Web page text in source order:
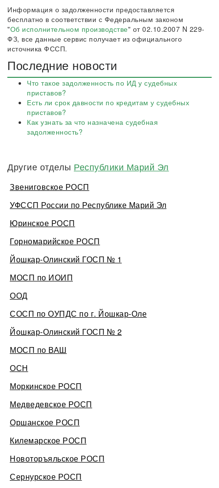
Информация о задолженности предоставляется
бесплатно в соответствии с Федеральным законом
"Об исполнительном производстве" от 02.10.2007 N 229-
ФЗ, все данные сервис получает из официального
источника ФССП.
Последние новости
Что такое задолженность по ИД у судебных
приставов?
Есть ли срок давности по кредитам у судебных
приставов?
Как узнать за что назначена судебная
задолженность?
Другие отделы Республики Марий Эл
Звениговское РОСП
УФССП России по Республике Марий Эл
Юринское РОСП
Горномарийское РОСП
Йошкар-Олинский ГОСП № 1
МОСП по ИОИП
ООД
СОСП по ОУПДС по г. Йошкар-Оле
Йошкар-Олинский ГОСП № 2
МОСП по ВАШ
ОСН
Моркинское РОСП
Медведевское РОСП
Оршанское РОСП
Килемарское РОСП
Новоторъяльское РОСП
Сернурское РОСП